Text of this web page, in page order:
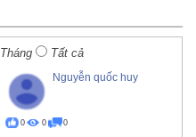
Tháng Tất cả
Nguyễn quốc huy
0 0 0